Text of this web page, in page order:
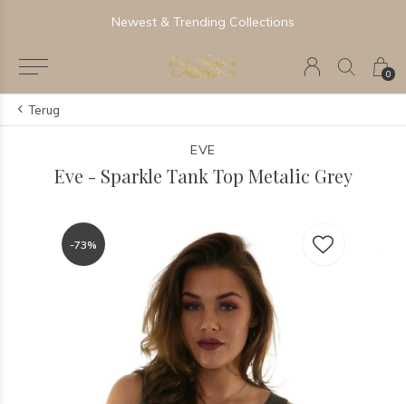
0
Newest & Trending Collections
Terug
EVE
Eve - Sparkle Tank Top Metalic Grey
-73%